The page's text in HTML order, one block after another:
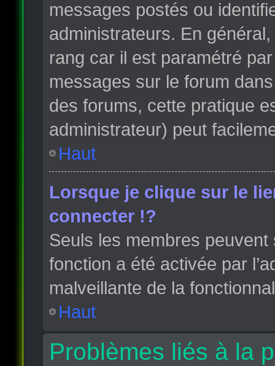
messages postés ou
administrateurs. En
rang car il est paramétré
messages sur le forum
des forums, cette pratique
administrateur) peut
Haut
Lorsque je clique sur le
connecter !?
Seuls les membres
fonction a été activée par
malveillante de la
Haut
Problèmes liés à la